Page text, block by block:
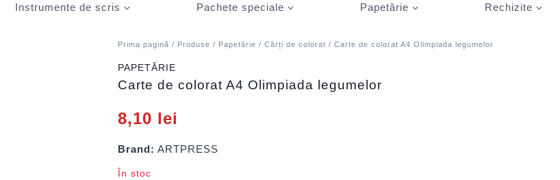
Instrumente de scris Pachete speciale Papetărie Rechizite
Prima pagină / Produse / Papetărie /Cărți de colorat / Carte de colorat A4 Olimpiada legumelor
PAPETĂRIE
Carte de colorat A4 Olimpiada legumelor
8,10 lei
Brand: ARTPRESS
În stoc